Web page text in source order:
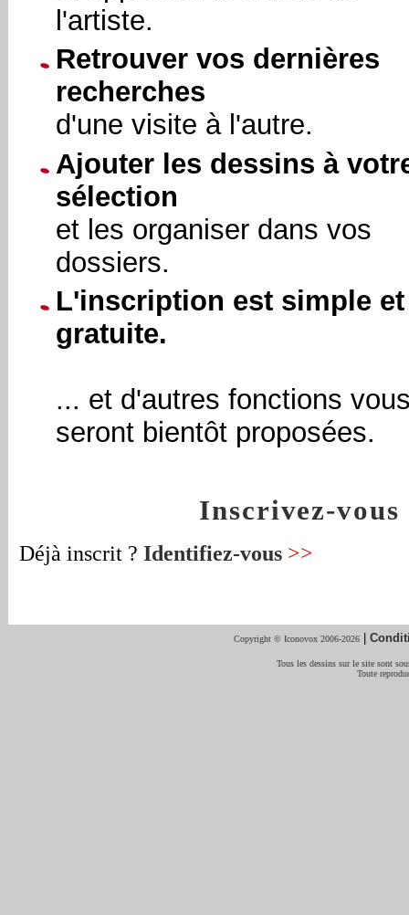
l'artiste.
Retrouver vos dernières
recherches
d'une visite à l'autre.
Ajouter les dessins à
sélection
et les organiser dans vos
dossiers.
L'inscription est simple et
gratuite.
... et d'autres fonctions
seront bientôt proposées.
Inscrivez-vous
Déjà inscrit ? Identifiez-vous >>
Copyright © Iconovox 2006-2026 |
Tous les dessins sur le site sont
Toute